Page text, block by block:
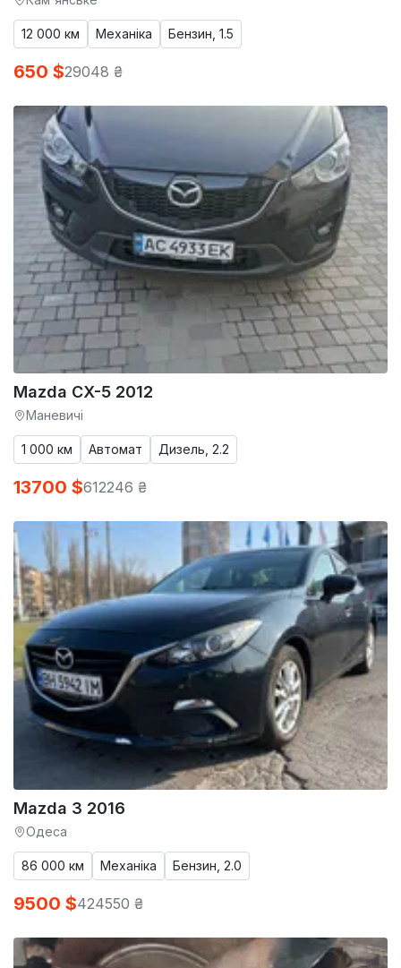
12 000 км Механіка Бензин, 1.5
650 $29048 ₴
Mazda CX-5 2012
Маневичі
1 000 км Автомат Дизель, 2.2
13700 $612246 ₴
Mazda 3 2016
Одеса
86 000 км Механіка Бензин, 2.0
9500 $424550 ₴